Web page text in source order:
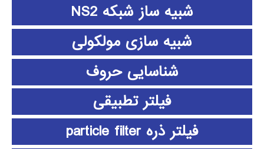
شبیه ساز شبکه NS2
شبیه سازی مولکولی
شناسایی حروف
فیلتر تطبیقی
فیلتر ذره particle filter